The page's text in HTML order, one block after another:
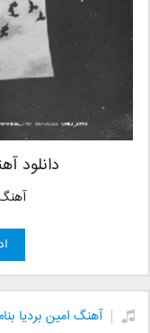
دانلود
آهنگ امین بردیا